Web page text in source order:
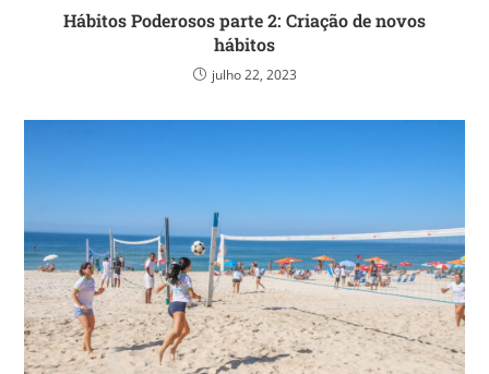
Hábitos Poderosos parte 2: Criação de novos
hábitos
julho 22, 2023